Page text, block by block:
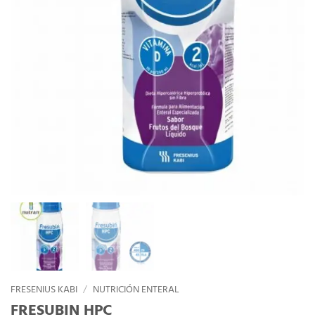
FRESENIUS KABI / NUTRICIÓN ENTERAL
FRESUBIN HPC